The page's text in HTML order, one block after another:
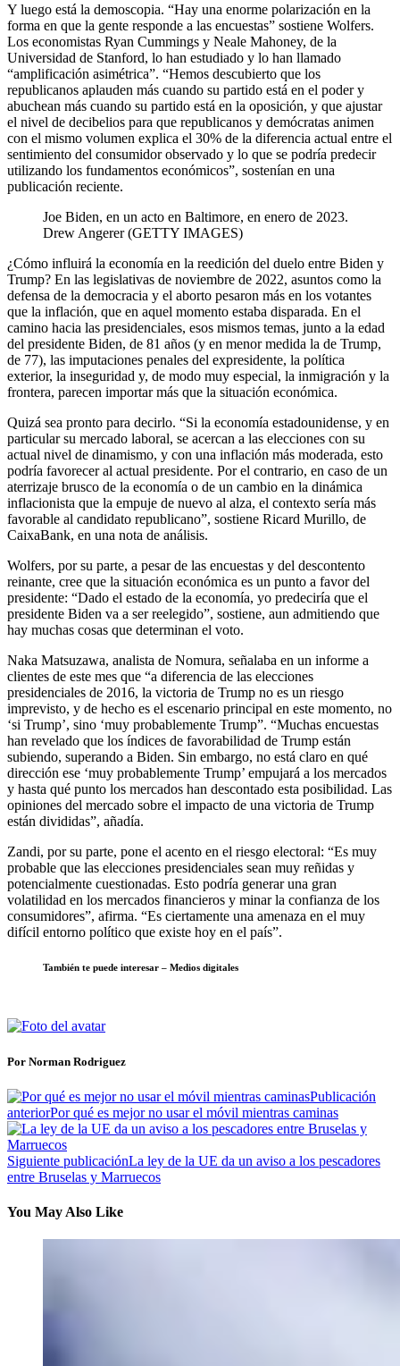
Y luego está la demoscopia. “Hay una enorme polarización en la
forma en que la gente responde a las encuestas” sostiene Wolfers.
Los economistas Ryan Cummings y Neale Mahoney, de la
Universidad de Stanford, lo han estudiado y lo han llamado
“amplificación asimétrica”. “Hemos descubierto que los
republicanos aplauden más cuando su partido está en el poder y
abuchean más cuando su partido está en la oposición, y que ajustar
el nivel de decibelios para que republicanos y demócratas animen
con el mismo volumen explica el 30% de la diferencia actual entre el
sentimiento del consumidor observado y lo que se podría predecir
utilizando los fundamentos económicos”, sostenían en una
publicación reciente.
Joe Biden, en un acto en Baltimore, en enero de 2023.
Drew Angerer (GETTY IMAGES)
¿Cómo influirá la economía en la reedición del duelo entre Biden y
Trump? En las legislativas de noviembre de 2022, asuntos como la
defensa de la democracia y el aborto pesaron más en los votantes
que la inflación, que en aquel momento estaba disparada. En el
camino hacia las presidenciales, esos mismos temas, junto a la edad
del presidente Biden, de 81 años (y en menor medida la de Trump,
de 77), las imputaciones penales del expresidente, la política
exterior, la inseguridad y, de modo muy especial, la inmigración y la
frontera, parecen importar más que la situación económica.
Quizá sea pronto para decirlo. “Si la economía estadounidense, y en
particular su mercado laboral, se acercan a las elecciones con su
actual nivel de dinamismo, y con una inflación más moderada, esto
podría favorecer al actual presidente. Por el contrario, en caso de un
aterrizaje brusco de la economía o de un cambio en la dinámica
inflacionista que la empuje de nuevo al alza, el contexto sería más
favorable al candidato republicano”, sostiene Ricard Murillo, de
CaixaBank, en una nota de análisis.
Wolfers, por su parte, a pesar de las encuestas y del descontento
reinante, cree que la situación económica es un punto a favor del
presidente: “Dado el estado de la economía, yo predeciría que el
presidente Biden va a ser reelegido”, sostiene, aun admitiendo que
hay muchas cosas que determinan el voto.
Naka Matsuzawa, analista de Nomura, señalaba en un informe a
clientes de este mes que “a diferencia de las elecciones
presidenciales de 2016, la victoria de Trump no es un riesgo
imprevisto, y de hecho es el escenario principal en este momento, no
‘si Trump’, sino ‘muy probablemente Trump”. “Muchas encuestas
han revelado que los índices de favorabilidad de Trump están
subiendo, superando a Biden. Sin embargo, no está claro en qué
dirección ese ‘muy probablemente Trump’ empujará a los mercados
y hasta qué punto los mercados han descontado esta posibilidad. Las
opiniones del mercado sobre el impacto de una victoria de Trump
están divididas”, añadía.
Zandi, por su parte, pone el acento en el riesgo electoral: “Es muy
probable que las elecciones presidenciales sean muy reñidas y
potencialmente cuestionadas. Esto podría generar una gran
volatilidad en los mercados financieros y minar la confianza de los
consumidores”, afirma. “Es ciertamente una amenaza en el muy
difícil entorno político que existe hoy en el país”.
También te puede interesar – Medios digitales
Por Norman Rodriguez
Publicación
anteriorPor qué es mejor no usar el móvil mientras caminas
Siguiente publicaciónLa ley de la UE da un aviso a los pescadores
entre Bruselas y Marruecos
You May Also Like